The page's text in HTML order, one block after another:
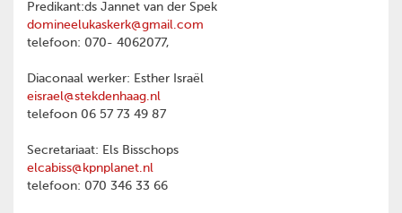
Predikant:ds Jannet van der Spek
domineelukaskerk@gmail.com
telefoon: 070- 4062077,
Diaconaal werker: Esther Israël
eisrael@stekdenhaag.nl
telefoon 06 57 73 49 87
Secretariaat: Els Bisschops
elcabiss@kpnplanet.nl
telefoon: 070 346 33 66